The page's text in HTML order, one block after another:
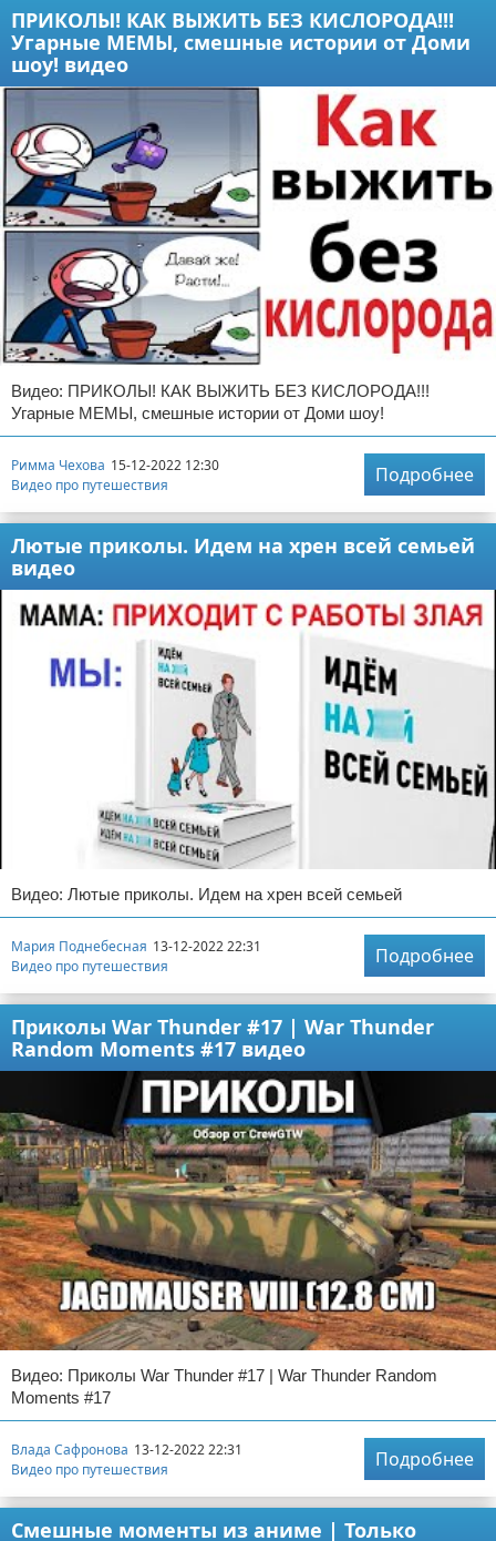
ПРИКОЛЫ! КАК ВЫЖИТЬ БЕЗ КИСЛОРОДА!!!
Угарные МЕМЫ, смешные истории от Доми
шоу! видео
Видео: ПРИКОЛЫ! КАК ВЫЖИТЬ БЕЗ КИСЛОРОДА!!!
Угарные МЕМЫ, смешные истории от Доми шоу!
Римма Чехова 15-12-2022 12:30
Видео про путешествия
Подробнее
Лютые приколы. Идем на хрен всей семьей
видео
Видео: Лютые приколы. Идем на хрен всей семьей
Мария Поднебесная 13-12-2022 22:31
Видео про путешествия
Подробнее
Приколы War Thunder #17 | War Thunder
Random Moments #17 видео
Видео: Приколы War Thunder #17 | War Thunder Random
Moments #17
Влада Сафронова 13-12-2022 22:31
Видео про путешествия
Подробнее
Смешные моменты из аниме | Только